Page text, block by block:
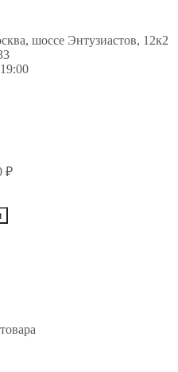
шоссе Энтузиастов, 12к2
₽